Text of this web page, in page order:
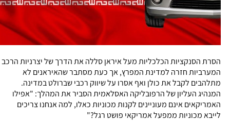
הסרת הסנקציות הכלכליות מעל איראן סללה את הדרך של יצרניות הרכב
המערביות חזרה למדינת המפרץ, אך כעת מסתבר שהאיראנים לא
מתלהבים לקבל את כולן ואף אסרו על שיווק רכבי שברולט במדינה.
המנהיג העליון של הרפובליקה האסלאמית הסביר את המהלך: "אפילו
האמריקאים אינם מעוניינים לקנות מכוניות כאלו, למה אנחנו צריכים
לייבא מכוניות ממפעל אמריקאי פושט רגל?"